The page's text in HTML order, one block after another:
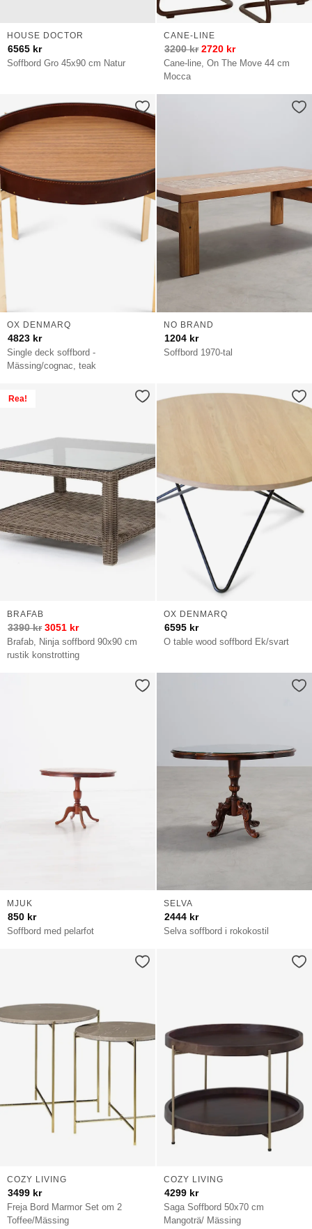
Soffbord Gro 45x90 cm Natur
HOUSE DOCTOR
6565 kr
Cane-line, On The Move 44 cm
Mocca
CANE-LINE
3200kr 2720 kr
Single deck soffbord -
Mässing/cognac, teak
OX DENMARQ
4823 kr
Soffbord 1970-tal
NO BRAND
1204 kr
Rea!
Brafab, Ninja soffbord 90x90 cm
rustik konstrotting
BRAFAB
3390kr 3051 kr
O table wood soffbord Ek/svart
OX DENMARQ
6595 kr
Soffbord med pelarfot
MJUK
850 kr
Selva soffbord i rokokostil
SELVA
2444 kr
Freja Bord Marmor Set om 2
Toffee/Mässing
COZY LIVING
3499 kr
Saga Soffbord 50x70 cm
Mangoträ/ Mässing
COZY LIVING
4299 kr